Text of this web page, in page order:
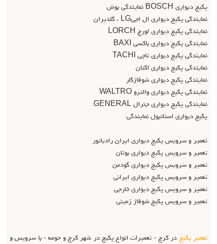
پکيج ديواري BOSCH نمايندگي بوش
نمايندگي پکيج ديواري ال اجيLG ، گلديران
نمايندگي پکيج ديواري لورچ LORCH
نمايندگي پکيج ديواري باکسي BAXI
نمايندگي پکيج ديواري تاچي TACHI
نمايندگي پکيج ديواري اکتان
نمايندگي پکيج ديواري شوفاژکار
نمايندگي پکيج ديواري والترو WALTRO
نمايندگي پکيج ديواري جنرال GENERAL
پکيج ديواري استانبول نمايندگي
تعمير و سرويس پکيج ديواري ايران رادياتور
تعمير و سرويس پکيج ديواري بوتان
تعمير و سرويس پکيج ديواري گودمن
تعمير و سرويس پکيج ديواري ايراني
تعمير و سرويس پکيج ديواري خارجي
تعمير و سرويس پکيج شوفاژ زميني
تعمير پکيج در کرج - تعميرات انواع پکيج در شهر کرج و حومه - با سرويس و